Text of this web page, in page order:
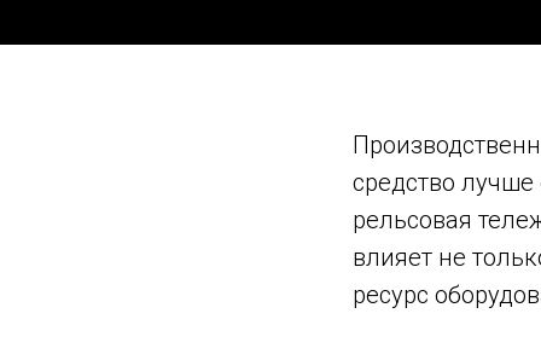
средство
рельсовая
влияет не
ресурс